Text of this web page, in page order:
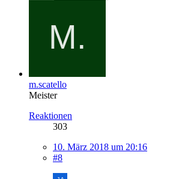
m.scatello
Meister
Reaktionen
303
10. März 2018 um 20:16
#8